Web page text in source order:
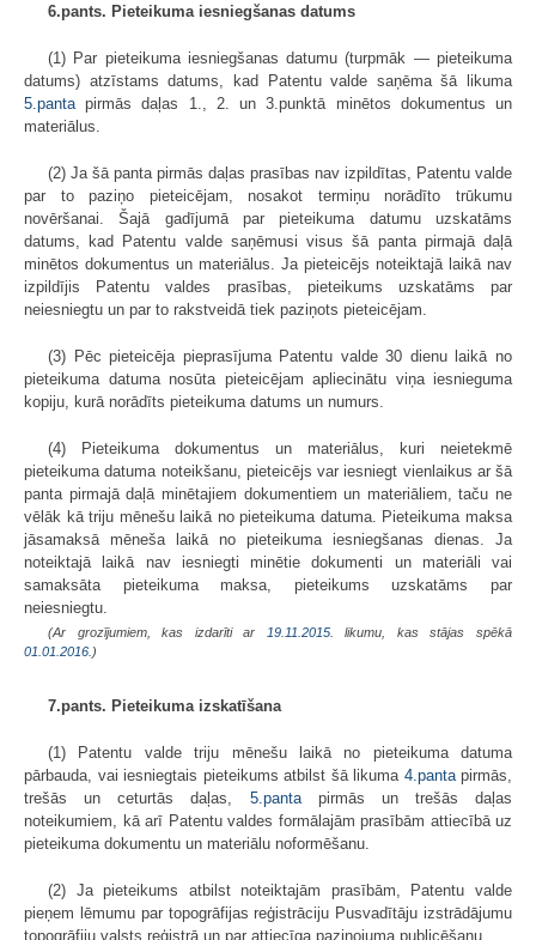
6.pants. Pieteikuma iesniegšanas datums
(1) Par pieteikuma iesniegšanas datumu (turpmāk — pieteikuma
datums) atzīstams datums, kad Patentu valde saņēma šā likuma
5.pantapirmās daļas 1., 2. un 3.punktā minētos dokumentus un
materiālus.
(2) Ja šā panta pirmās daļas prasības nav izpildītas, Patentu valde
par to paziņo pieteicējam, nosakot termiņu norādīto trūkumu
novēršanai. Šajā gadījumā par pieteikuma datumu uzskatāms
datums, kad Patentu valde saņēmusi visus šā panta pirmajā daļā
minētos dokumentus un materiālus. Ja pieteicējs noteiktajā laikā nav
izpildījis Patentu valdes prasības, pieteikums uzskatāms par
neiesniegtu un par to rakstveidā tiek paziņots pieteicējam.
(3) Pēc pieteicēja pieprasījuma Patentu valde 30 dienu laikā no
pieteikuma datuma nosūta pieteicējam apliecinātu viņa iesnieguma
kopiju, kurā norādīts pieteikuma datums un numurs.
(4) Pieteikuma dokumentus un materiālus, kuri neietekmē
pieteikuma datuma noteikšanu, pieteicējs var iesniegt vienlaikus ar šā
panta pirmajā daļā minētajiem dokumentiem un materiāliem, taču ne
vēlāk kā triju mēnešu laikā no pieteikuma datuma. Pieteikuma maksa
jāsamaksā mēneša laikā no pieteikuma iesniegšanas dienas. Ja
noteiktajā laikā nav iesniegti minētie dokumenti un materiāli vai
samaksāta pieteikuma maksa, pieteikums uzskatāms par
neiesniegtu.
(Ar grozījumiem, kas izdarīti ar 19.11.2015. likumu, kas stājas spēkā
01.01.2016.)
7.pants. Pieteikuma izskatīšana
(1) Patentu valde triju mēnešu laikā no pieteikuma datuma
pārbauda, vai iesniegtais pieteikums atbilst šā likuma 4.pantapirmās,
trešās un ceturtās daļas, 5.pantapirmās un trešās daļas
noteikumiem, kā arī Patentu valdes formālajām prasībām attiecībā uz
pieteikuma dokumentu un materiālu noformēšanu.
(2) Ja pieteikums atbilst noteiktajām prasībām, Patentu valde
pieņem lēmumu par topogrāfijas reģistrāciju Pusvadītāju izstrādājumu
topogrāfiju valsts reģistrā un par attiecīga paziņojuma publicēšanu.